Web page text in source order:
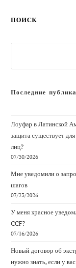
ПОИСК
Последние
Лоуфар в Латинской
защита существует
лиц?
07/30/2026
Мне уведомили о
шагов
07/23/2026
У меня красное
CCF?
07/16/2026
Новый договор об
нужно знать, если у